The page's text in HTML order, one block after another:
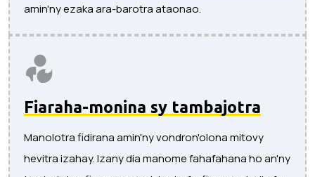
amin'ny ezaka ara-barotra ataonao.
Fiaraha-monina sy tambajotra
Manolotra fidirana amin'ny vondron'olona mitovy
hevitra izahay. Izany dia manome fahafahana ho an'ny